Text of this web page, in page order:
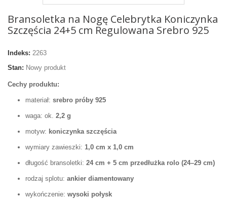
Bransoletka na Nogę Celebrytka Koniczynka
Szczęścia 24+5 cm Regulowana Srebro 925
Indeks: 2263
Stan: Nowy produkt
Cechy produktu:
materiał: srebro próby 925
waga: ok. 2,2 g
motyw: koniczynka szczęścia
wymiary zawieszki: 1,0 cm x 1,0 cm
długość bransoletki: 24 cm + 5 cm przedłużka rolo (24–29 cm)
rodzaj splotu: ankier diamentowany
wykończenie: wysoki połysk